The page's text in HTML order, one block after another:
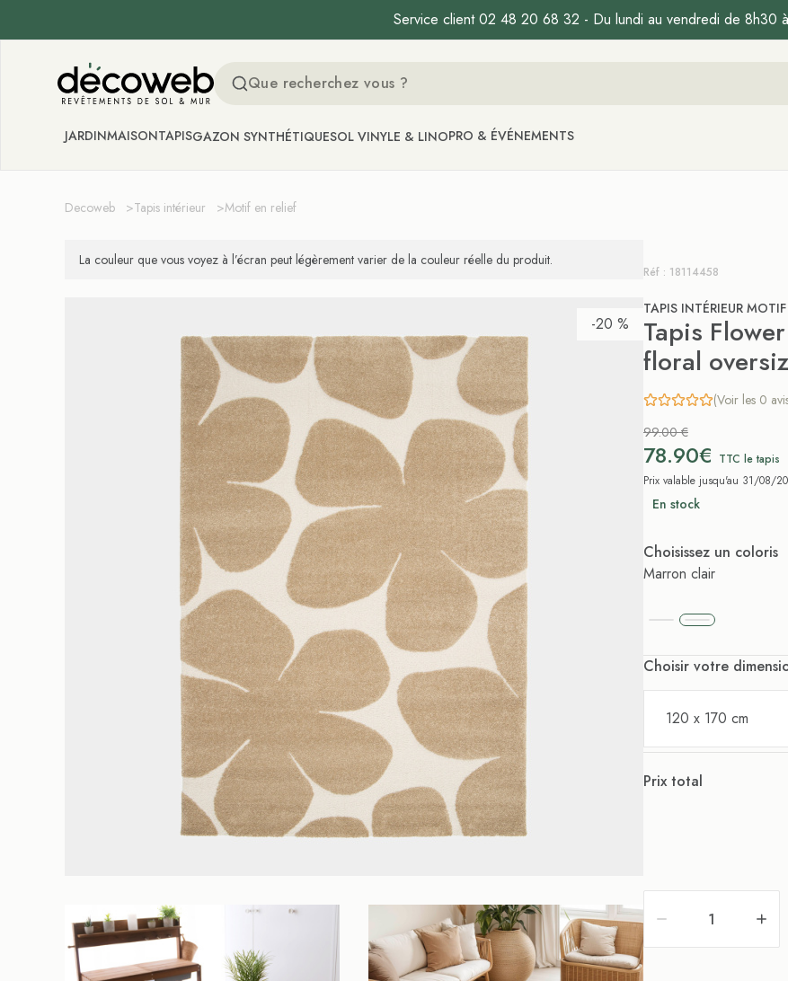
Service client 02 48 20 68 32 - Du lundi au vendredi de 8h30
Decoweb
JARDINMAISONTAPISGAZON SYNTHÉTIQUESOL VINYLE & LINOPRO & ÉVÉNEMENTS
Decoweb >Tapis intérieur >Motif en relief
La couleur que vous voyez à l’écran peut légèrement varier de la couleur réelle du produit.
-20 %
Réf : 18114458
TAPIS INTÉRIEUR
Tapis
floral
(Voir les 0
99.00 €
78.90€ TTC le tapis
Prix valable jusqu'au 31/08/
En stock
Choisissez un coloris
Marron clair
Choisir votre
120 x 170 cm
Prix total